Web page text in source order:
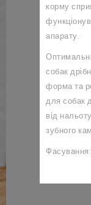
корму
апарату.
собак
форма та
для собак
від
зубного